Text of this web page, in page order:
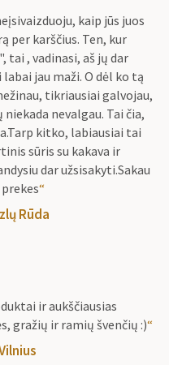
kaip jūs juos
per karščius. Ten, kur
, vadinasi, aš jų dar
jau maži. O dėl ko tą
tikriausiai galvojau,
nevalgau. Tai čia,
kitko, labiausiai tai
sūris su kakava ir
dar užsisakyti.Sakau
“
Rūda
ir aukščiausias
gražių ir ramių švenčių :)“